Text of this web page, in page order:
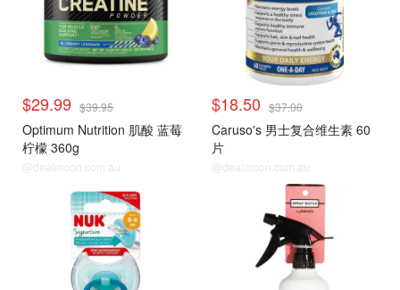
$29.99 $39.95
Optimum Nutrition 肌酸 蓝莓
柠檬 360g
@dealmoon.com.au
$18.50 $37.00
Caruso's 男士复合维生素 60
片
@dealmoon.com.au